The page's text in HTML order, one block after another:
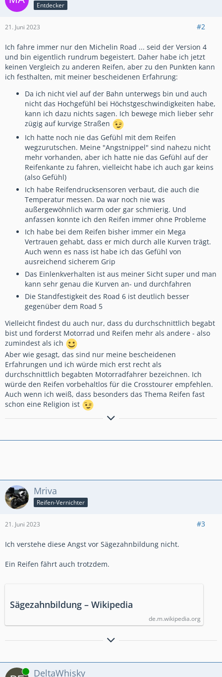
Entdecker
21. Juni 2023 #2
Ich fahre immer nur den Michelin Road ... seid der Version 4
und bin eigentlich rundrum begeistert. Daher habe ich jetzt
keinen Vergleich zu anderen Reifen, aber zu den Punkten kann
ich festhalten, mit meiner bescheidenen Erfahrung:
Da ich nicht viel auf der Bahn unterwegs bin und auch
nicht das Hochgefühl bei Höchstgeschwindigkeiten habe,
kann ich dazu nichts sagen. Ich bewege mich lieber sehr
zügig auf kurvige Straßen
Ich hatte noch nie das Gefühl mit dem Reifen
wegzurutschen. Meine "Angstnippel" sind nahezu nicht
mehr vorhanden, aber ich hatte nie das Gefühl auf der
Reifenkante zu fahren, vielleicht habe ich auch gar keins
(also Gefühl)
Ich habe Reifendrucksensoren verbaut, die auch die
Temperatur messen. Da war noch nie was
außergewöhnlich warm oder gar schmierig. Und
anfassen konnte ich den Reifen immer ohne Probleme
Ich habe bei dem Reifen bisher immer ein Mega
Vertrauen gehabt, dass er mich durch alle Kurven trägt.
Auch wenn es nass ist habe ich das Gefühl von
ausreichend sicherem Grip
Das Einlenkverhalten ist aus meiner Sicht super und man
kann sehr genau die Kurven an- und durchfahren
Die Standfestigkeit des Road 6 ist deutlich besser
gegenüber dem Road 5
Vielleicht findest du auch nur, dass du durchschnittlich begabt
bist und forderst Motorrad und Reifen mehr als andere - also
zumindest als ich
Aber wie gesagt, das sind nur meine bescheidenen
Erfahrungen und ich würde mich erst recht als
durchschnittlich begabten Motorradfahrer bezeichnen. Ich
würde den Reifen vorbehaltlos für die Crosstourer empfehlen.
Auch wenn ich weiß, dass besonders das Thema Reifen fast
schon eine Religion ist
LG Markus
Mriva
Reifen-Vernichter
21. Juni 2023 #3
Ich verstehe diese Angst vor Sägezahnbildung nicht.
Ein Reifen fährt auch trotzdem.
Sägezahnbildung – Wikipedia
de.m.wikipedia.org
geheult wird erst, wenn`s blutet oder komisch absteht
Online DeltaWhisky